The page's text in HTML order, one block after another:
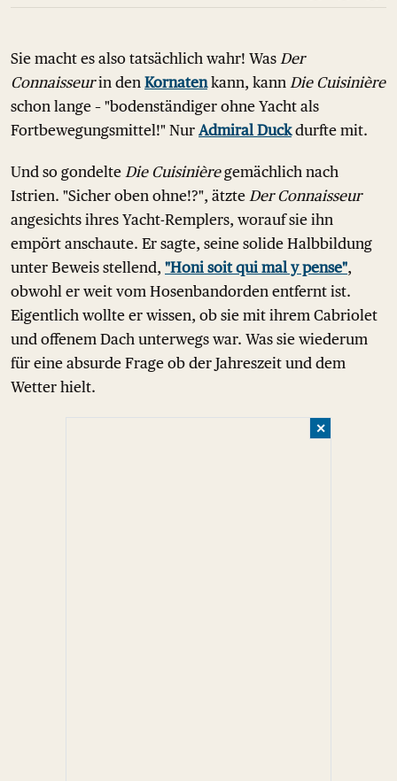
Sie macht es also tatsächlich wahr! Was Der
Connaisseurin den Kornatenkann, kann Die Cuisinière
schon lange – "bodenständiger ohne Yacht als
Fortbewegungsmittel!" Nur Admiral Duckdurfte mit.
Und so gondelte Die Cuisinièregemächlich nach
Istrien. "Sicher oben ohne!?", ätzte Der Connaisseur
angesichts ihres Yacht-Remplers, worauf sie ihn
empört anschaute. Er sagte, seine solide Halbbildung
unter Beweis stellend, "Honi soit qui mal y pense",
obwohl er weit vom Hosenbandorden entfernt ist.
Eigentlich wollte er wissen, ob sie mit ihrem Cabriolet
und offenem Dach unterwegs war. Was sie wiederum
für eine absurde Frage ob der Jahreszeit und dem
Wetter hielt.
✕